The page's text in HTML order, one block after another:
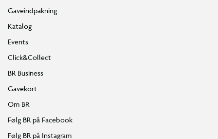
Gaveindpakning
Katalog
Events
Click&Collect
BR Business
Gavekort
Om BR
Følg BR på Facebook
Følg BR på Instagram